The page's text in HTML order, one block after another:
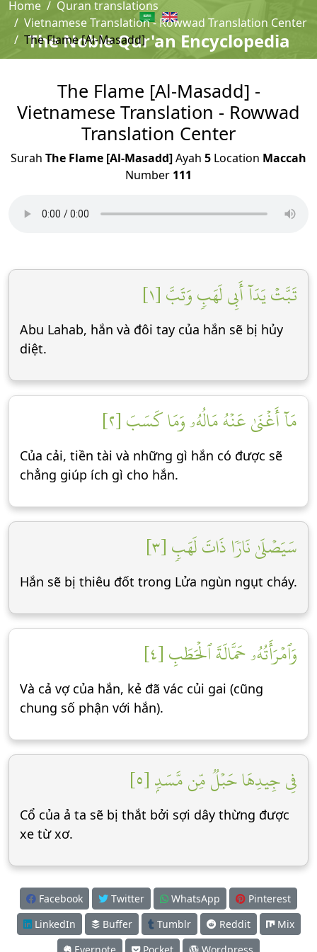
The Noble Qur'an Encyclopedia
Home
Quran translations
Vietnamese Translation - Rowwad Translation Center
The Flame [Al-Masadd]
The Flame [Al-Masadd] -
Vietnamese Translation - Rowwad
Translation Center
Surah The Flame [Al-Masadd]Ayah 5 Location Maccah
Number 111
تَبَّتۡ يَدَآ أَبِي لَهَبٖ وَتَبَّ [١]
Abu Lahab, hắn và đôi tay của hắn sẽ bị hủy
diệt.
مَآ أَغۡنَىٰ عَنۡهُ مَالُهُۥ وَمَا كَسَبَ [٢]
Của cải, tiền tài và những gì hắn có được sẽ
chẳng giúp ích gì cho hắn.
سَيَصۡلَىٰ نَارٗا ذَاتَ لَهَبٖ [٣]
Hắn sẽ bị thiêu đốt trong Lửa ngùn ngụt cháy.
وَٱمۡرَأَتُهُۥ حَمَّالَةَ ٱلۡحَطَبِ [٤]
Và cả vợ của hắn, kẻ đã vác củi gai (cũng
chung số phận với hắn).
فِي جِيدِهَا حَبۡلٞ مِّن مَّسَدِۭ [٥]
Cổ của ả ta sẽ bị thắt bởi sợi dây thừng được
xe từ xơ.
Facebook Twitter WhatsApp
Pinterest
LinkedIn
Buffer Tumblr Reddit
Mix